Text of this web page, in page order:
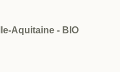
Aquitaine - BIO